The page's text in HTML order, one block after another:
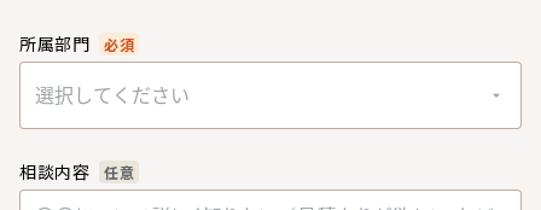
所属部門 必須
選択してください
相談内容 任意